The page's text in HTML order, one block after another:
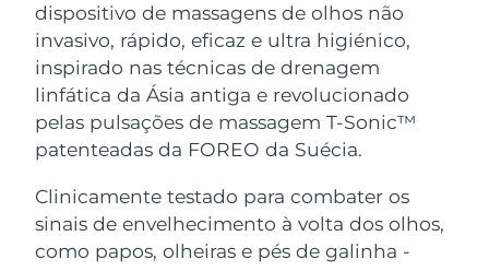
dispositivo de massagens de olhos não
invasivo, rápido, eficaz e ultra higiénico,
inspirado nas técnicas de drenagem
linfática da Ásia antiga e revolucionado
pelas pulsações de massagem T-Sonic™
patenteadas da FOREO da Suécia.
Clinicamente testado para combater os
sinais de envelhecimento à volta dos olhos,
como papos, olheiras e pés de galinha -
LUNA™ 4 Plus
Massage, LED heating
For men, anti-aging massage
BEAR™ 2 go
Microcurrent toning on-the-go
Microcurrent line smoothing device
Hidratação
UFO™ 3 kit
Deep facial hydration
UFO™ 3 LED
Near-infrared and red light therapy
device
Cuidado oral
issa™ 4
Hybrid silicone sonic toothbrush
issa™ 4 plus
Smart hybrid silicone sonic toothbrush
TRATAMENTO ANTIENVELHECIMENTO
FAQ™
Antienvelhecimento Tratamentos LED
Bósnia e
Herzegovina
Entrega prevista
Brunei Entrega prevista8/17/26
Bulgária Entrega prevista
Canadá Entrega prevista8/16/26
Chile Entrega prevista 8/16/26